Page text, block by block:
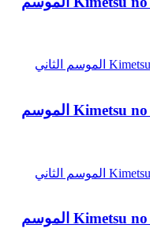
انمي قاتل الشياطين Kimetsu no Yaiba الموسم
انمي قاتل الشياطين Kimetsu no Yaiba الموسم